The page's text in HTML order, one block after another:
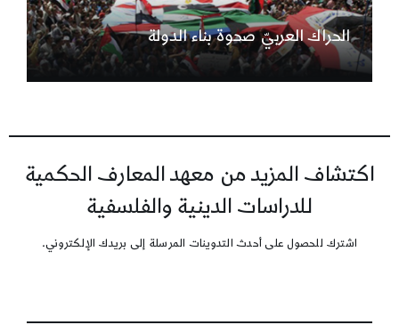
الحراك العربيّ صحوة بناء الدولة
اكتشاف المزيد من معهد المعارف الحكمية
للدراسات الدينية والفلسفية
اشترك للحصول على أحدث التدوينات المرسلة إلى بريدك الإلكتروني.